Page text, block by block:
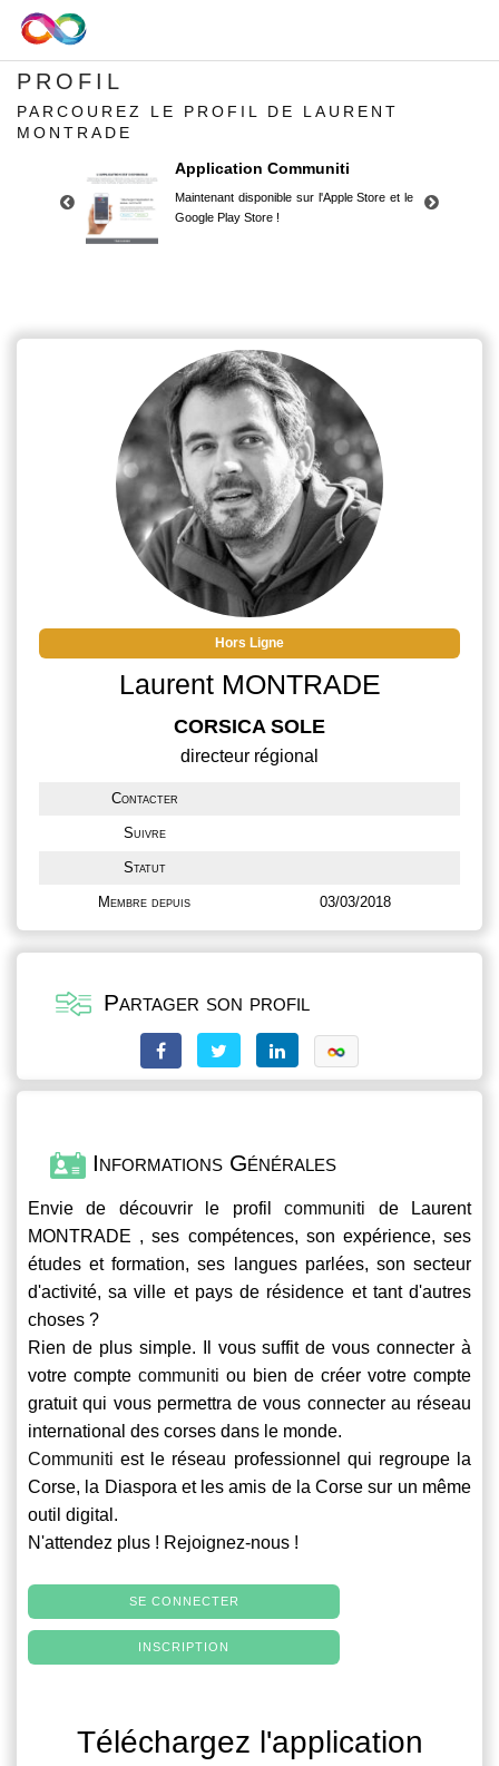
PROFIL
PARCOUREZ LE PROFIL DE LAURENT
MONTRADE
Application Communiti
Maintenant disponible sur l'Apple Store et le
Google Play Store !
Google Play Store !
Hors Ligne
Laurent MONTRADE
CORSICA SOLE
directeur régional
Contacter
Suivre
Statut
Membre depuis 03/03/2018
Partager son profil
Informations Générales
Envie de découvrir le profilcommuniti de Laurent
MONTRADE , ses compétences, son expérience, ses
études et formation, ses langues parlées, son secteur
d'activité, sa ville et pays de résidence et tant d'autres
choses ?
Rien de plus simple. Il vous suffit de vous connecter à
votre compte communiti ou bien de créer votre compte
gratuit qui vous permettra de vous connecter au réseau
international des corses dans le monde.
Communiti est le réseau professionnel qui regroupe la
Corse, la Diaspora et les amis de la Corse sur un même
outil digital.
N'attendez plus ! Rejoignez-nous !
SE CONNECTER
INSCRIPTION
Téléchargez l'application